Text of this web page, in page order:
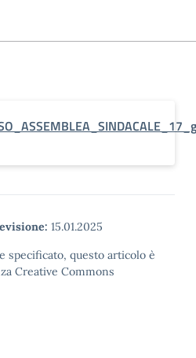
15.01.2025
specificato, questo articolo è
Creative Commons